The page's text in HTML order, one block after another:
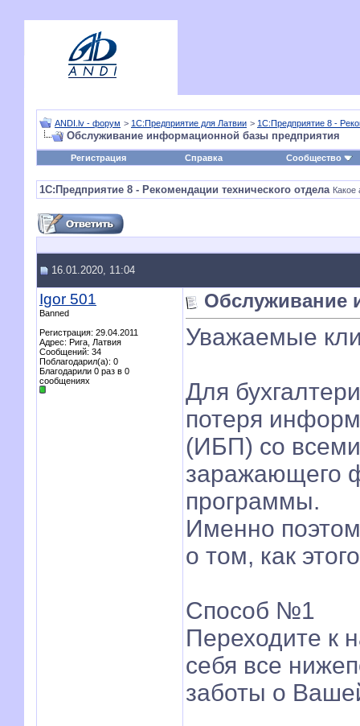
ANDI.lv - форум > 1С:Предприятие для Латвии > 1С:Предприятие 8 -
Обслуживание информационной базы предприятия
Регистрация Справка Сообщество
1С:Предприятие 8 - Рекомендации технического отдела Какое
16.01.2020, 11:04
Igor 501
Banned
Регистрация: 29.04.2011
Адрес: Рига, Латвия
Сообщений: 34
Поблагодарил(а): 0
Благодарили 0 раз в 0
сообщениях
Обслуживание
Уважаемые
Для
потеря
(ИБП) со
заражающего
программы.
Именно
о том, как
Способ №1
Переходите к
себя все
заботы о